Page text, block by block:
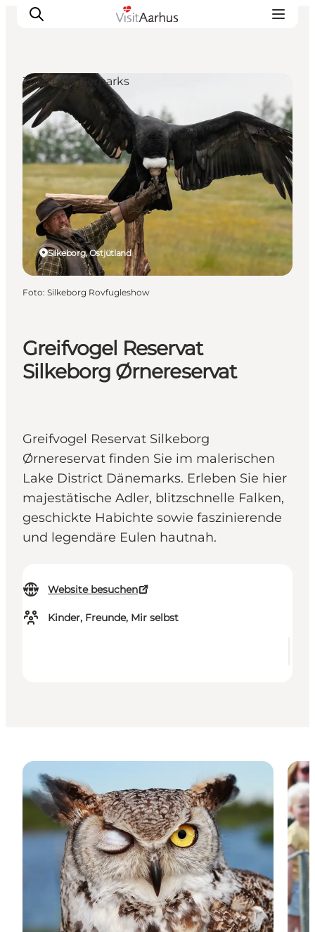
Sehen und erleben
Veranstaltungen
Städte und Regionen
Reiseplanung
Transport
Greifvogel Reservat
Silkeborg Ørnereservat
Greifvogel Reservat Silkeborg
Ørnereservat finden Sie im malerischen
Lake District Dänemarks. Erleben Sie hier
majestätische Adler, blitzschnelle Falken,
geschickte Habichte sowie faszinierende
und legendäre Eulen hautnah.
Website besuchen
Kinder, Freunde, Mir selbst
Silkeborg, Ostjütland
Zoos und Tierparks
Foto: Silkeborg Rovfugleshow